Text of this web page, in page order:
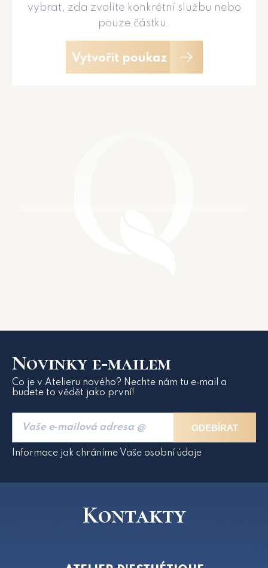
vybrat, zda zvolíte konkrétní službu nebo
pouze částku.
Vytvořit poukaz
Novinky e‑mailem
Co je v Atelieru nového? Nechte nám tu e‑mail a
budete to vědět jako první!
ODEBÍRAT
Informace jak chráníme Vaše osobní údaje
Kontakty